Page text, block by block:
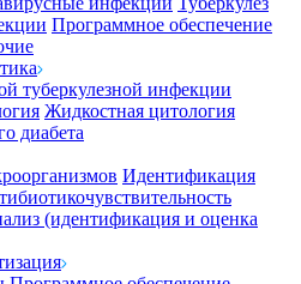
Программное обеспечение
туберкулезной инфекции
Жидкостная цитология
диабета
Идентификация
(идентификация и оценка